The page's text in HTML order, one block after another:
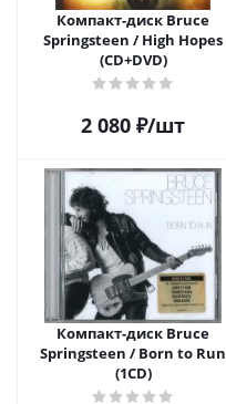
Компакт-диск Bruce
Springsteen / High Hopes
(CD+DVD)
2 080 ₽/шт
Компакт-диск Bruce
Springsteen / Born to Run
(1CD)